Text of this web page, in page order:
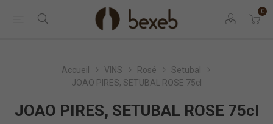
0
Accueil VINS Rosé
Setubal
JOAO PIRES, SETUBAL ROSE 75cl
JOAO PIRES, SETUBAL ROSE 75cl